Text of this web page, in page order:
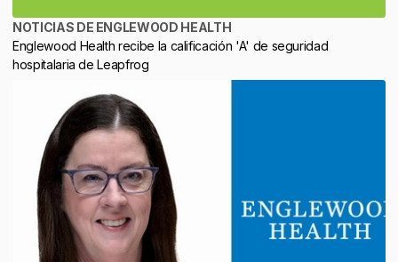
NOTICIAS DE ENGLEWOOD HEALTH
Englewood Health recibe la calificación 'A' de seguridad
hospitalaria de Leapfrog